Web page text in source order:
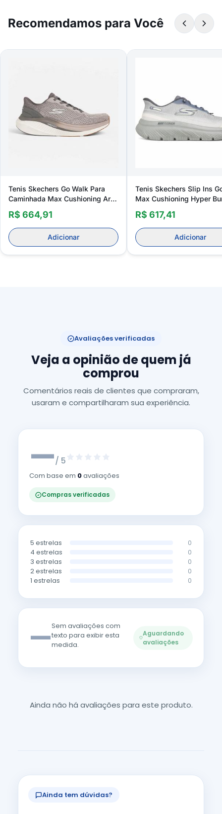
Recomendamos para Você
Tenis Skechers Go Walk Para
Caminhada Max Cushioning Arch
Fit Jonah Masculino
R$ 664,91
Adicionar
Tenis Skechers Slip Ins
Max Cushioning Hyper
Masculino
R$ 617,41
Adicionar
Avaliações verificadas
Veja a opinião de quem já
comprou
Comentários reais de clientes que compraram,
usaram e compartilharam sua experiência.
—/ 5
Com base em 0avaliações
Compras verificadas
5 estrelas 0
4 estrelas 0
3 estrelas 0
2 estrelas 0
1 estrelas 0
—Sem avaliações com
texto para exibir esta
medida.
Aguardando
avaliações
Ainda não há avaliações para este produto.
Ainda tem dúvidas?